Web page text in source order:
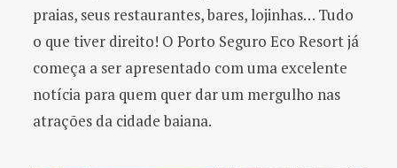
praias, seus restaurantes, bares, lojinhas… Tudo
o que tiver direito! O Porto Seguro Eco Resort já
começa a ser apresentado com uma excelente
notícia para quem quer dar um mergulho nas
atrações da cidade baiana.